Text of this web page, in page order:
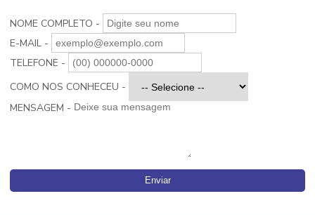
NOME COMPLETO -
E-MAIL -
TELEFONE -
COMO NOS CONHECEU -
MENSAGEM -
Enviar